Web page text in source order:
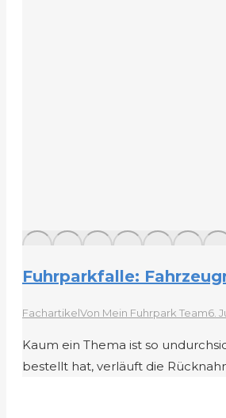
Fuhrparkfalle:
FachartikelVon Mein Fuhrpark Team6.
Kaum ein Thema ist so
bestellt hat, verläuft die